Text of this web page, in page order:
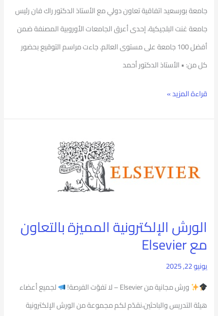
جامعة بورسعيد اتفاقية تعاون دولي مع الأستاذ الدكتور راك فان رئيس
جامعة غنت البلجيكية، إحدى أعرق الجامعات الأوروبية المصنفة ضمن
أفضل 100 جامعة على مستوى العالم. جاءت مراسم التوقيع بحضور
كل من: • الأستاذ الدكتور أحمد
فى
العالم)
قراءة المزيد »
الورش الإلكترونية المميزة بالتعاون
مع Elsevier
يونيو 22, 2025
ورش مجانية من Elsevier – لا تفوّت الفرصة!
لجميع أعضاء
هيئة التدريس والباحثين،نقدّم لكم مجموعة من الورش الإلكترونية
المميزة
Elsevier